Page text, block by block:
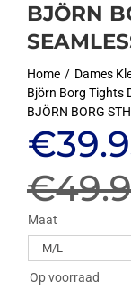
BJÖRN
Home Dames
Björn Borg Tights
BJÖRN BORG
€
€
is:
Maat
Op voorraad